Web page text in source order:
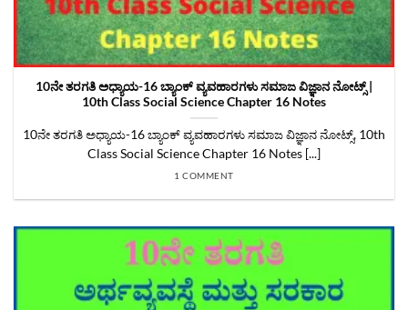
10ನೇ ತರಗತಿ ಅಧ್ಯಾಯ-16 ಬ್ಯಾಂಕ್‌ ವ್ಯವಹಾರಗಳು ಸಮಾಜ ವಿಜ್ಞಾನ ನೋಟ್ಸ್‌ |
10th Class Social Science Chapter 16 Notes
10ನೇ ತರಗತಿ ಅಧ್ಯಾಯ-16 ಬ್ಯಾಂಕ್‌ ವ್ಯವಹಾರಗಳು ಸಮಾಜ ವಿಜ್ಞಾನ ನೋಟ್ಸ್‌, 10th
Class Social Science Chapter 16 Notes [...]
1 COMMENT